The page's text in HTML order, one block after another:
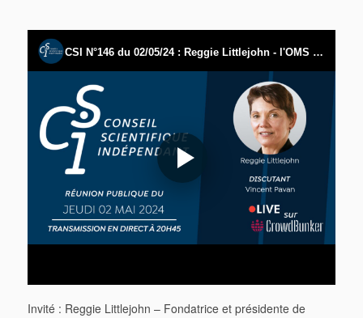
Invité : Reggie Littlejohn – Fondatrice et présidente de